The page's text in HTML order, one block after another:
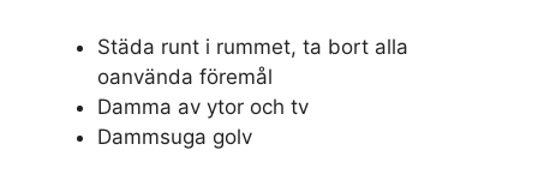
Städa runt i rummet, ta bort alla
oanvända föremål
Damma av ytor och tv
Dammsuga golv